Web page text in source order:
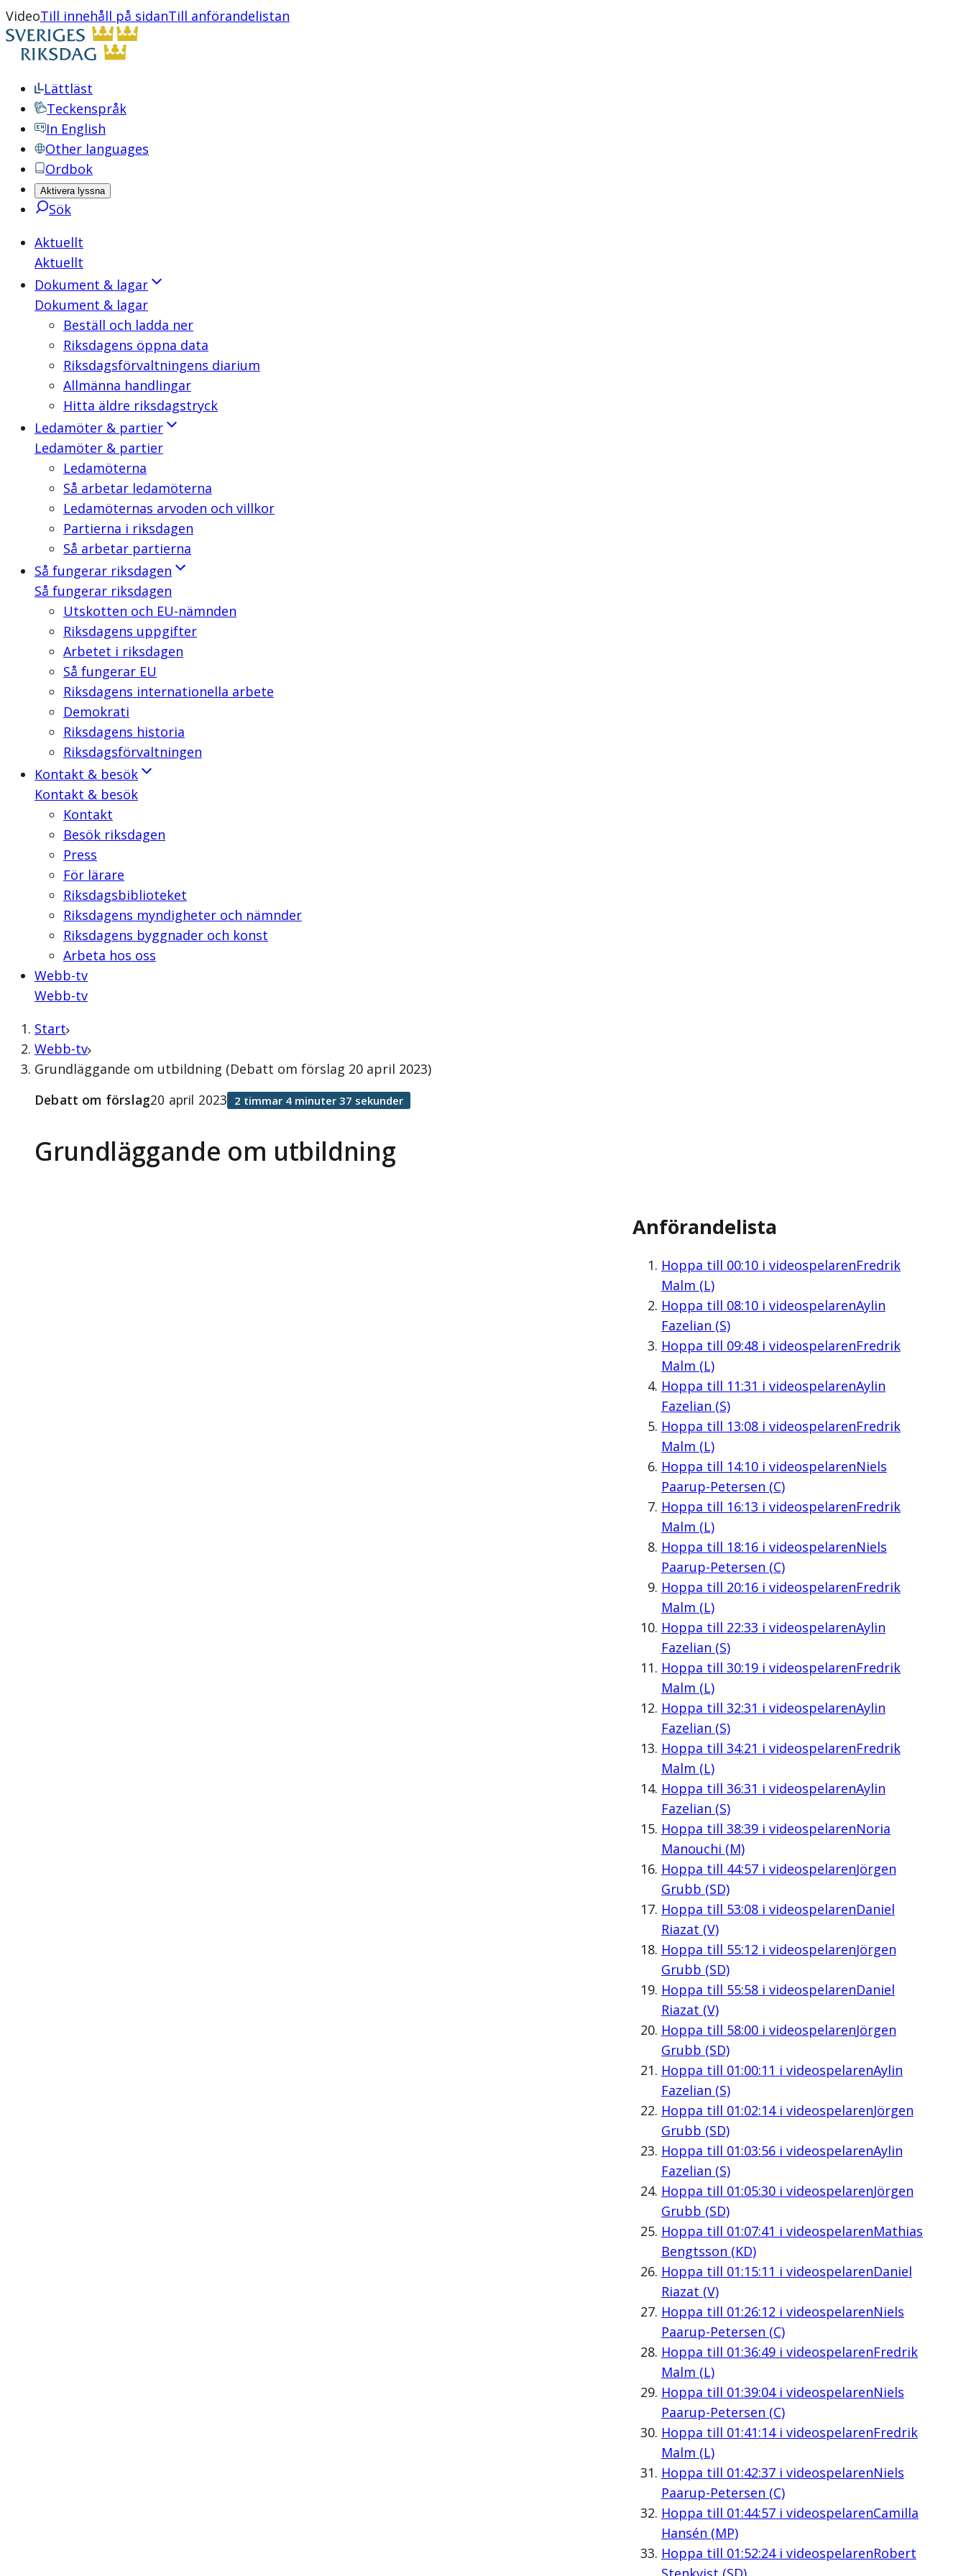
VideoTill innehåll på sidanTill anförandelistan
Lättläst
Teckenspråk
In English
Other languages
Ordbok
Aktivera lyssna
Sök
Aktuellt
Aktuellt
Dokument & lagar
Dokument & lagar
Beställ och ladda ner
Riksdagens öppna data
Riksdagsförvaltningens diarium
Allmänna handlingar
Hitta äldre riksdagstryck
Ledamöter & partier
Ledamöter & partier
Ledamöterna
Så arbetar ledamöterna
Ledamöternas arvoden och villkor
Partierna i riksdagen
Så arbetar partierna
Så fungerar riksdagen
Så fungerar riksdagen
Utskotten och EU-nämnden
Riksdagens uppgifter
Arbetet i riksdagen
Så fungerar EU
Riksdagens internationella arbete
Demokrati
Riksdagens historia
Riksdagsförvaltningen
Kontakt & besök
Kontakt & besök
Kontakt
Besök riksdagen
Press
För lärare
Riksdagsbiblioteket
Riksdagens myndigheter och nämnder
Riksdagens byggnader och konst
Arbeta hos oss
Webb-tv
Webb-tv
Start
Webb-tv
Grundläggande om utbildning (Debatt om förslag 20 april 2023)
Grundläggande om utbildning
Debatt om förslag20 april 2023 2 timmar 4 minuter 37 sekunder
Anförandelista
Hoppa till 00:10i videospelarenFredrik
Malm (L)
Hoppa till 08:10i videospelarenAylin
Fazelian (S)
Hoppa till 09:48i videospelarenFredrik
Malm (L)
Hoppa till 11:31 i videospelarenAylin
Fazelian (S)
Hoppa till 13:08i videospelarenFredrik
Malm (L)
Hoppa till 14:10i videospelarenNiels
Paarup-Petersen (C)
Hoppa till 16:13 i videospelarenFredrik
Malm (L)
Hoppa till 18:16i videospelarenNiels
Paarup-Petersen (C)
Hoppa till 20:16i videospelarenFredrik
Malm (L)
Hoppa till 22:33 i videospelarenAylin
Fazelian (S)
Hoppa till 30:19i videospelarenFredrik
Malm (L)
Hoppa till 32:31 i videospelarenAylin
Fazelian (S)
Hoppa till 34:21 i videospelarenFredrik
Malm (L)
Hoppa till 36:31 i videospelarenAylin
Fazelian (S)
Hoppa till 38:39i videospelarenNoria
Manouchi (M)
Hoppa till 44:57i videospelarenJörgen
Grubb (SD)
Hoppa till 53:08i videospelarenDaniel
Riazat (V)
Hoppa till 55:12 i videospelarenJörgen
Grubb (SD)
Hoppa till 55:58i videospelarenDaniel
Riazat (V)
Hoppa till 58:00i videospelarenJörgen
Grubb (SD)
Hoppa till 01:00:11 i videospelarenAylin
Fazelian (S)
Hoppa till 01:02:14i videospelarenJörgen
Grubb (SD)
Hoppa till 01:03:56i videospelarenAylin
Fazelian (S)
Hoppa till 01:05:30i videospelarenJörgen
Grubb (SD)
Hoppa till 01:07:41 i videospelarenMathias
Bengtsson (KD)
Hoppa till 01:15:11 i videospelarenDaniel
Riazat (V)
Hoppa till 01:26:12 i videospelarenNiels
Paarup-Petersen (C)
Hoppa till 01:36:49i videospelarenFredrik
Malm (L)
Hoppa till 01:39:04i videospelarenNiels
Paarup-Petersen (C)
Hoppa till 01:41:14i videospelarenFredrik
Malm (L)
Hoppa till 01:42:37i videospelarenNiels
Paarup-Petersen (C)
Hoppa till 01:44:57i videospelarenCamilla
Hansén (MP)
Hoppa till 01:52:24i videospelarenRobert